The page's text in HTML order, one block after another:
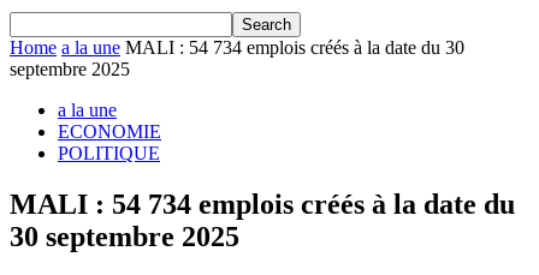
Home a la une MALI : 54 734 emplois créés à la date du 30
septembre 2025
a la une
ECONOMIE
POLITIQUE
MALI : 54 734 emplois créés à la date du
30 septembre 2025